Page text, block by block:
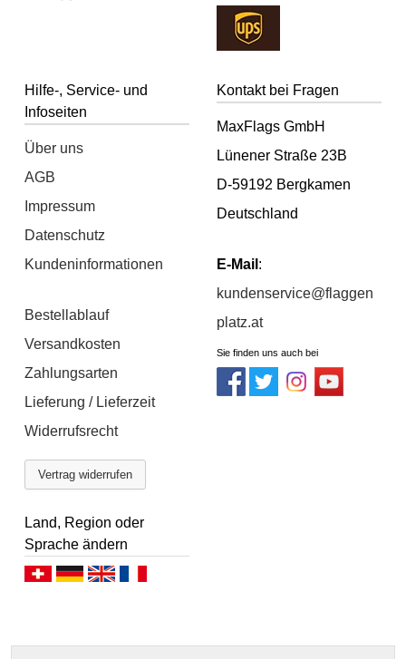
Hilfe-, Service- und
Infoseiten
Über uns
AGB
Impressum
Datenschutz
Kundeninformationen
Bestellablauf
Versandkosten
Zahlungsarten
Lieferung / Lieferzeit
Widerrufsrecht
Vertrag widerrufen
Kontakt bei Fragen
MaxFlags GmbH
Lünener Straße 23B
D-59192 Bergkamen
Deutschland
E-Mail :
kundenservice@flaggen
platz.at
Sie finden uns auch bei
Land, Region oder
Sprache ändern
Deutsch (CH)Deutsch (DE)